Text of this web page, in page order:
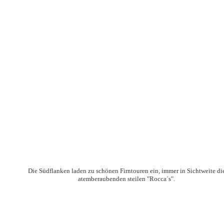
Die Südflanken laden zu schönen Firntouren ein, immer in Sichtweite
atemberaubenden steilen "Rocca´s".